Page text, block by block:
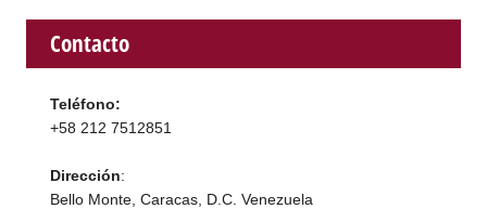
Contacto
Teléfono:
+58 212 7512851
Dirección:
Bello Monte, Caracas, D.C. Venezuela